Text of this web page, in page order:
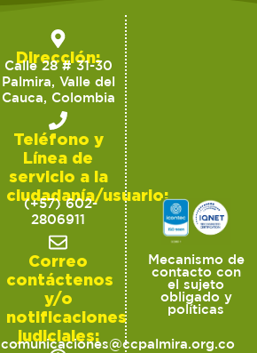
Dirección:
Calle 28 # 31-30
Palmira, Valle del
Cauca, Colombia
Teléfono y
Línea de
servicio a la
ciudadanía/usuario:
(+57) 602-
2806911
Correo
contáctenos
y/o
notificaciones
judiciales:
comunicaciones@ccpalmira.org.co
Mecanismo de
contacto con
el sujeto
obligado y
políticas